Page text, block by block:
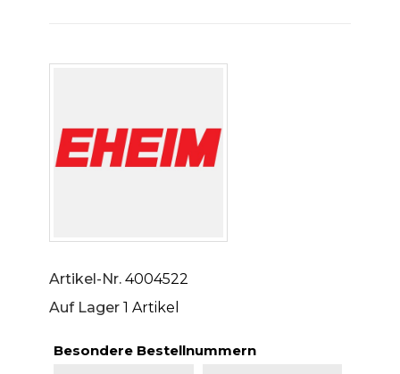
Artikel-Nr. 4004522
Auf Lager 1 Artikel
Besondere Bestellnummern